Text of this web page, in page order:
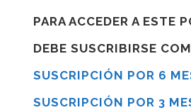
PARA ACCEDER A ESTE
DEBE SUSCRIBIRSE
SUSCRIPCIÓN POR 6
SUSCRIPCIÓN POR 3